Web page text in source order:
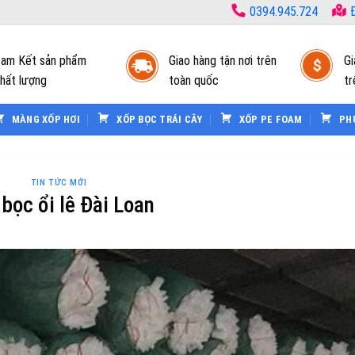
0394.945.724
Kết sản phẩm
lượng
Giao hàng tận nơi trên
toàn quốc
MÀNG XỐP HƠI XỐP BỌC TRÁI CÂY XỐP PE FOAM
TIN TỨC MỚI
ổi lê Đài Loan